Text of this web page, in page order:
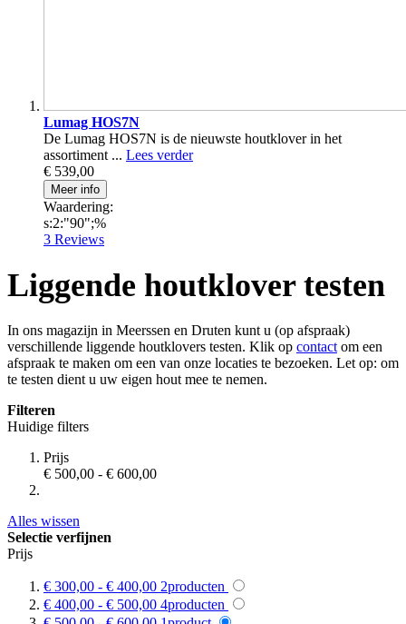
Lumag HOS7N
De Lumag HOS7N is de nieuwste houtklover in het
assortiment ... Lees verder
€ 539,00
Meer info
Waardering:
s:2:"90";%
3 Reviews
Liggende houtklover testen
In ons magazijn in Meerssen en Druten kunt u (op afspraak)
verschillende liggende houtklovers testen. Klik op contact om een
afspraak te maken om een van onze locaties te bezoeken. Let op: om
te testen dient u uw eigen hout mee te nemen.
Filteren
Huidige filters
Prijs
€ 500,00 - € 600,00
Alles wissen
Selectie verfijnen
Prijs
€ 300,00 - € 400,00 2producten
€ 400,00 - € 500,00 4producten